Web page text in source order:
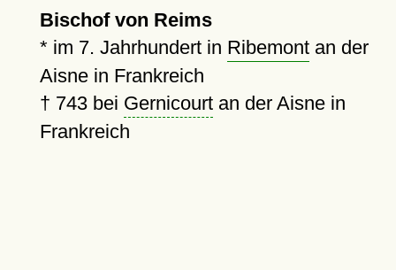
Bischof von Reims
* im 7. Jahrhundert in Ribemontan der
Aisne in Frankreich
† 743bei Gernicourtan der Aisne in
Frankreich